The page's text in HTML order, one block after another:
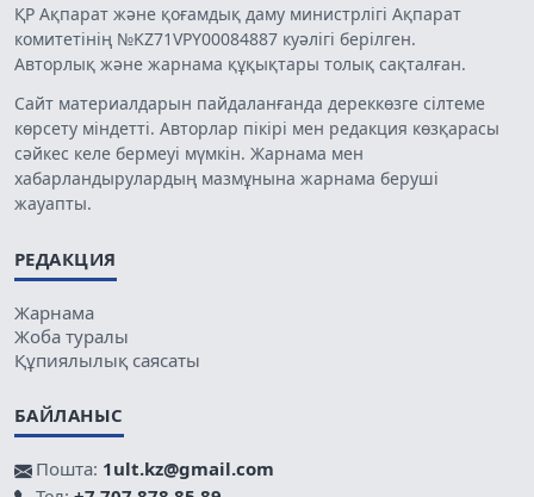
ҚР Ақпарат және қоғамдық даму министрлігі Ақпарат
комитетінің №KZ71VPY00084887 куәлігі берілген.
Авторлық және жарнама құқықтары толық сақталған.
Сайт материалдарын пайдаланғанда дереккөзге сілтеме
көрсету міндетті. Авторлар пікірі мен редакция көзқарасы
сәйкес келе бермеуі мүмкін. Жарнама мен
хабарландырулардың мазмұнына жарнама беруші
жауапты.
РЕДАКЦИЯ
Жарнама
Жоба туралы
Құпиялылық саясаты
БАЙЛАНЫС
Пошта: 1ult.kz@gmail.com